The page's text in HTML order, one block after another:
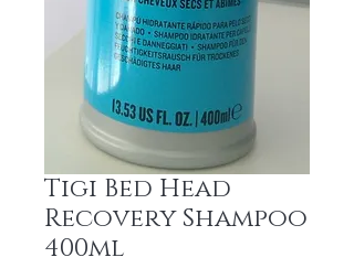
Tigi Bed Head
Recovery Shampoo
400ml